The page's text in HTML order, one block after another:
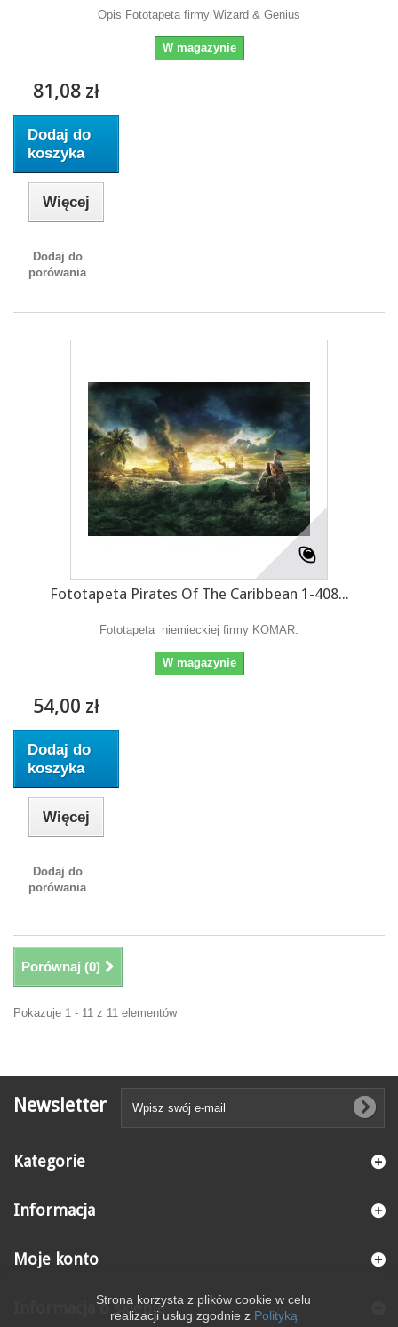
Opis Fototapeta firmy Wizard & Genius
W magazynie
81,08 zł
Dodaj do
koszyka
Więcej
Dodaj do
porówania
Fototapeta Pirates Of The Caribbean 1-408...
Fototapeta niemieckiej firmy KOMAR.
W magazynie
54,00 zł
Dodaj do
koszyka
Więcej
Dodaj do
porówania
Porównaj (0)
Pokazuje 1 - 11 z 11 elementów
Newsletter
Kategorie
Informacja
Moje konto
Informacja o sklepieStrona korzysta z plików cookie w celu
realizacji usług zgodnie z Polityką